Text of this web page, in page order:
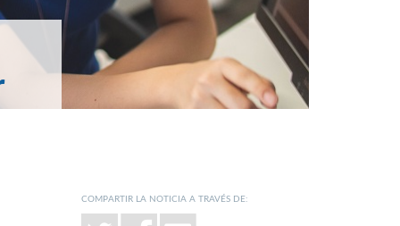
COMPARTIR LA NOTICIA A TRAVÉS DE: